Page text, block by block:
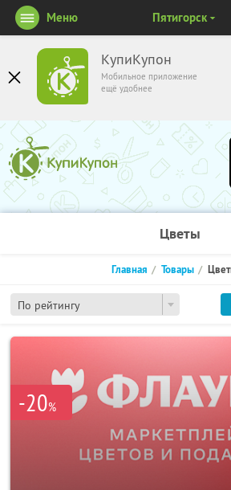
КупиКупон
Мобильное приложение
ещё удобнее
Меню Пятигорск
Цветы
По рейтингу
Главная Товары
-20%